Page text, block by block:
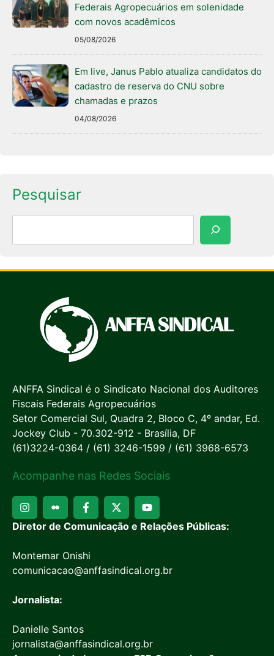
Federais Agropecuários em solenidade
com novos acadêmicos
05/08/2026
Em live, Janus Pablo atualiza candidatos do
cadastro de reserva do CNU sobre
chamadas e prazos
04/08/2026
Pesquisar
ANFFA Sindical é o Sindicato Nacional dos Auditores
Fiscais Federais Agropecuários
Setor Comercial Sul, Quadra 2, Bloco C, 4º andar, Ed.
Jockey Club - 70.302-912 - Brasília, DF
(61)3224-0364 / (61) 3246-1599 / (61) 3968-6573
Acompanhe nas Redes Sociais
Diretor de Comunicação e Relações Públicas:
Montemar Onishi
comunicacao@anffasindical.org.br
Jornalista:
Danielle Santos
jornalista@anffasindical.org.br